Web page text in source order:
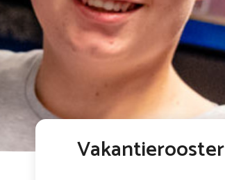
Vakantierooster